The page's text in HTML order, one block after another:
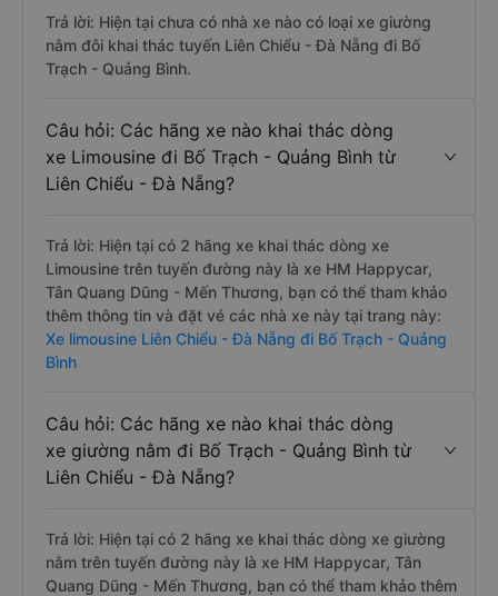
Trả lời: Hiện tại chưa có nhà xe nào có loại xe giường
nằm đôi khai thác tuyến Liên Chiểu - Đà Nẵng đi Bố
Trạch - Quảng Bình.
Câu hỏi: Các hãng xe nào khai thác dòng
xe Limousine đi Bố Trạch - Quảng Bình từ
Liên Chiểu - Đà Nẵng?
Trả lời: Hiện tại có 2 hãng xe khai thác dòng xe
Limousine trên tuyến đường này là xe HM Happycar,
Tân Quang Dũng - Mến Thương, bạn có thể tham khảo
thêm thông tin và đặt vé các nhà xe này tại trang này:
Xe limousine Liên Chiểu - Đà Nẵng đi Bố Trạch - Quảng
Bình
Câu hỏi: Các hãng xe nào khai thác dòng
xe giường nằm đi Bố Trạch - Quảng Bình từ
Liên Chiểu - Đà Nẵng?
Trả lời: Hiện tại có 2 hãng xe khai thác dòng xe giường
nằm trên tuyến đường này là xe HM Happycar, Tân
Quang Dũng - Mến Thương, bạn có thể tham khảo thêm